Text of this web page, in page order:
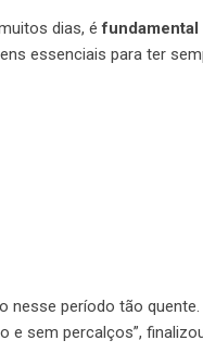
dias, é fundamental
essenciais para ter
período tão
e sem percalços”,